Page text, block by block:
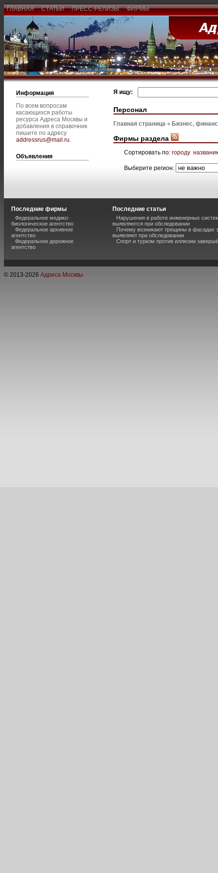
ГЛАВНАЯ СТАТЬИ ПРЕСС-РЕЛИЗЫ ФИРМЫ
Информация
По всем вопросам
касающихся работы
ресурса Адреса Москвы и
добавления в справочник
пишите по адресу
addressrus@mail.ru.
Объявления
Я ищу:
Персонал
Главная страница Бизнес,
Фирмы раздела
Сортировать по: городу
Выберите регион:
Последние фирмы
Федеральное медико-
биологическое агентство
Федеральное архивное
агентство
Федеральное дорожное
агентство
Последние статьи
Нарушения в работе инженерных
выявляются при обследовании
Почему возникают трещины в фасадах
выявляют при обследовании
Спорт и туризм против иллюзии
© 2013-2026 Адреса Москвы